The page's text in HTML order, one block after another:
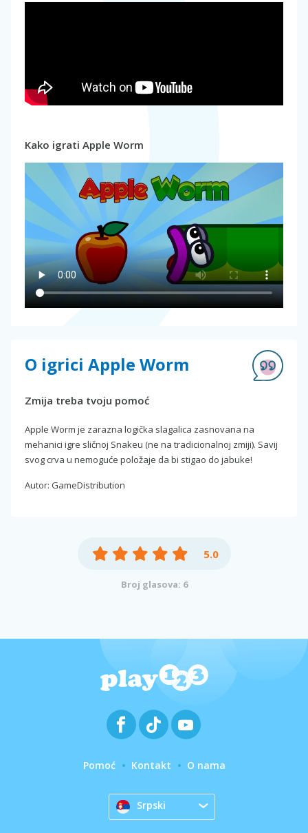
Kako igrati Apple Worm
O igrici Apple Worm
Zmija treba tvoju pomoć
Apple Worm je zarazna logička slagalica zasnovana na
mehanici igre sličnoj Snakeu (ne na tradicionalnoj zmiji). Savij
svog crva u nemoguće položaje da bi stigao do jabuke!
Autor: GameDistribution
5.0
Broj glasova: 6
Pomoć Kontakt O nama
Srpski